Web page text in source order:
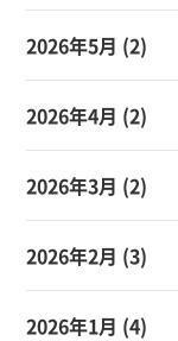
2026年5月 (2)
2026年4月 (2)
2026年3月 (2)
2026年2月 (3)
2026年1月 (4)